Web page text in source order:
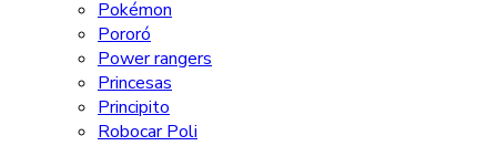
Pokémon
Pororó
Power rangers
Princesas
Principito
Robocar Poli